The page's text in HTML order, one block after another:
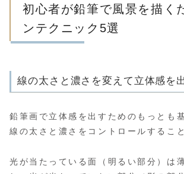
初心者が鉛筆で風景を描く
ンテクニック5選
線の太さと濃さを変えて立体感を
鉛筆画で立体感を出すためのもっとも
線の太さと濃さをコントロールするこ
光が当たっている面（明るい部分）は